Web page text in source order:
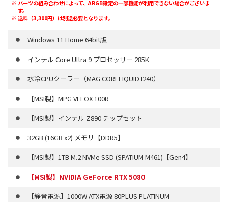
パーツの組み合わせによって、ARGB設定の一部機能が利用できない場合がございま
す。
送料（3,300円）は別途必要となります。
Windows 11 Home 64bit版
インテル Core Ultra 9 プロセッサー 285K
水冷CPUクーラー（MAG CORELIQUID I240）
【MSI製】MPG VELOX 100R
【MSI製】インテル Z890 チップセット
32GB (16GB x2) メモリ【DDR5】
【MSI製】1TB M.2 NVMe SSD (SPATIUM M461)【Gen4】
【MSI製】NVIDIA GeForce RTX 5080
【静音電源】1000W ATX電源 80PLUS PLATINUM